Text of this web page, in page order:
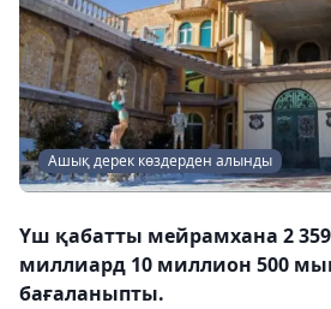
Ашық дерек көздерден алынды
Үш қабатты мейрамхана 2 359
миллиард 10 миллион 500
бағаланыпты.